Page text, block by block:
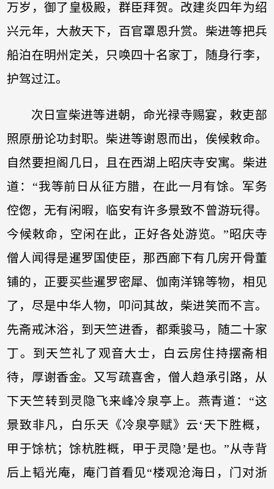
万岁，御了皇极殿，群臣拜贺。改建炎四年为绍
兴元年，大赦天下，百官罩恩升赏。柴进等把兵
船泊在明州定关，只唤四十名家丁，随身行李，
护驾过江。
次日宣柴进等进朝，命光禄寺赐宴，敕吏部
照原册论功封职。柴进等谢恩而出，俟候敕命。
自然要担阁几日，且在西湖上昭庆寺安寓。柴进
道：“我等前日从征方腊，在此一月有馀。军务
倥偬，无有闲暇，临安有许多景致不曾游玩得。
今候敕命，空闲在此，正好各处游览。”昭庆寺
僧人闻得是暹罗国使臣，那西廊下有几房开骨董
铺的，正要买些暹罗密犀、伽南洋锦等物，相见
了，尽是中华人物，叩问其故，柴进笑而不言。
先斋戒沐浴，到天竺进香，都乘骏马，随二十家
丁。到天竺礼了观音大士，白云房住持摆斋相
待，厚谢香金。又写疏喜舍，僧人趋承引路，从
下天竺转到灵隐飞来峰冷泉亭上。燕青道：“这
景致非凡，白乐天《冷泉亭赋》云‘天下胜概，
甲于馀杭；馀杭胜概，甲于灵隐’是也。”从寺背
后上韬光庵，庵门首看见“楼观沧海日，门对浙